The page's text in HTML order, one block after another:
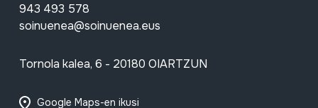
943 493 578
soinuenea@soinuenea.eus
Tornola kalea, 6 - 20180 OIARTZUN
Google Maps-en ikusi